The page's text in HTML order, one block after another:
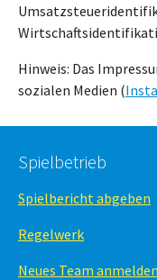
Hinweis: Das
sozialen Medien (
Spielbetrieb
Spielbericht abgeben
Regelwerk
Neues Team anmelden